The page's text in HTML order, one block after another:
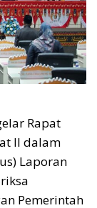
Rapat
II dalam
Laporan
Pemerintah